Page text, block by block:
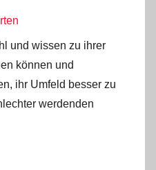
und wissen zu ihrer
können und
ihr Umfeld besser zu
werdenden